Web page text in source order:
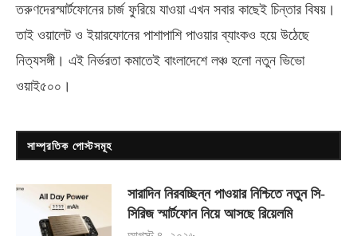
তরুণদেরস্মার্টফোনের চার্জ ফুরিয়ে যাওয়া এখন সবার কাছেই চিন্তার বিষয়।
তাই ওয়ালেট ও ইয়ারফোনের পাশাপাশি পাওয়ার ব্যাংকও হয়ে উঠেছে
নিত্যসঙ্গী। এই নির্ভরতা কমাতেই বাংলাদেশে লঞ্চ হলো নতুন ভিভো
ওয়াই৫০০ ।
সাম্প্রতিক পোস্টসমূহ
সারাদিন নিরবচ্ছিন্ন পাওয়ার নিশ্চিতে নতুন সি-
সিরিজ স্মার্টফোন নিয়ে আসছে রিয়েলমি